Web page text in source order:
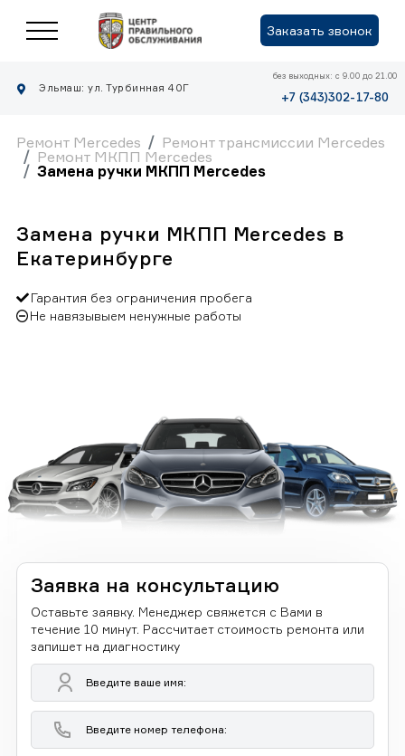
Заказать звонок
Эльмаш: ул. Турбинная 40Г
без выходных: с 9.00 до 21.00
+7 (343)302-17-80
Ремонт Mercedes
Ремонт трансмиссии Mercedes
Ремонт МКПП Mercedes
Замена ручки МКПП Mercedes
Замена ручки МКПП Mercedes в
Екатеринбурге
Гарантия без ограничения пробега
Не навязывыем ненужные работы
Заявка на консультацию
Оставьте заявку. Менеджер свяжется с Вами в
течение 10 минут. Рассчитает стоимость ремонта или
запишет на диагностику